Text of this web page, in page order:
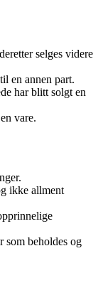
selges videre
en annen part.
har blitt solgt en
vare.
ikke allment
som beholdes og